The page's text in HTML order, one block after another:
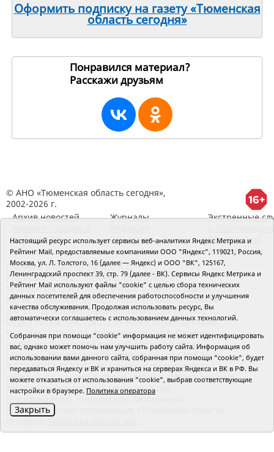
Оформить подписку на газету «Тюменская
область сегодня»
Понравился материал?
Расскажи друзьям
© АНО «Тюменская область сегодня»,
2002-2026 г.
Архив новостей
районов ТО
Журналы
RSS поток
Экстренные
Сведения об
организации
Главный редактор Рябков А.В.
Редакция: 625002, Тюмень, Осипенко, 81,
телефон (3452)49-00-18, e-mail: tumentoday@obl72.ru
Адрес для писем: 625000, Россия, Тюмень, Почтамт,
а/я 371. Для пресс-релизов: tumentoday@obl72.ru.
Отдел писем: тел. (3452) 39-90-59. Отдел рекламы:
тел. (3452) 39-90-51. Регистрация СМИ: Сетевое
издание «Интернет-газета «Тюменская область
сегодня», свидетельство о регистрации СМИ Эл №
ФС77-64918 от 24.02.2016 выдано Федеральной
службой по надзору в сфере связи, информационных
технологий и массовых коммуникаций
(Роскомнадзор). Учредитель: Автономная
некоммерческая организация «Тюменская область
Настоящий ресурс использует сервисы веб-аналитики Яндекс Метрика и
Рейтинг Mail, предоставляемые компаниями ООО "Яндекс", 119021, Россия,
Москва, ул. Л. Толстого, 16 (далее — Яндекс) и ООО "ВК", 125167,
Ленинградский проспект 39, стр. 79 (далее - ВК). Сервисы Яндекс Метрика и
Рейтинг Mail используют файлы "cookie" с целью сбора технических
данных посетителей для обеспечения работоспособности и улучшения
качества обслуживания. Продолжая использовать ресурс, Вы
автоматически соглашаетесь с использованием данных технологий.
Собранная при помощи "cookie" информация не может идентифицировать
вас, однако может помочь нам улучшить работу сайта. Информация об
использовании вами данного сайта, собранная при помощи "cookie", будет
передаваться Яндексу и ВК и храниться на серверах Яндекса и ВК в РФ. Вы
можете отказаться от использования "cookie", выбрав соответствующие
настройки в браузере. Политика оператора
Закрыть